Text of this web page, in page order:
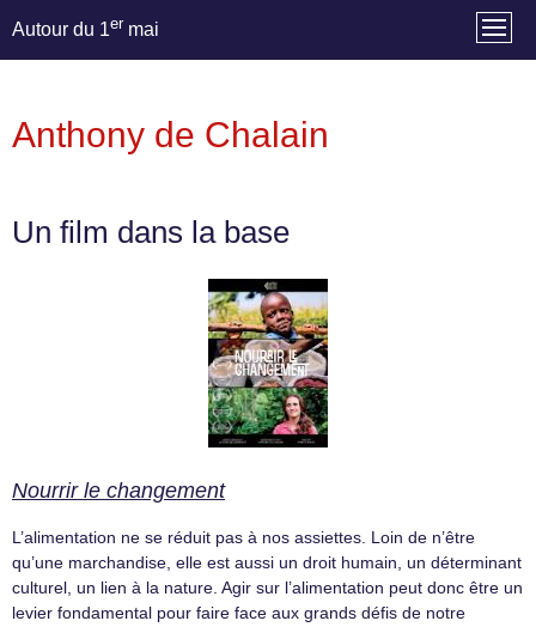
Autour du 1er mai
Anthony de Chalain
Un film dans la base
Nourrir le changement
L’alimentation ne se réduit pas à nos assiettes. Loin de n’être
qu’une marchandise, elle est aussi un droit humain, un déterminant
culturel, un lien à la nature. Agir sur l’alimentation peut donc être un
levier fondamental pour faire face aux grands défis de notre